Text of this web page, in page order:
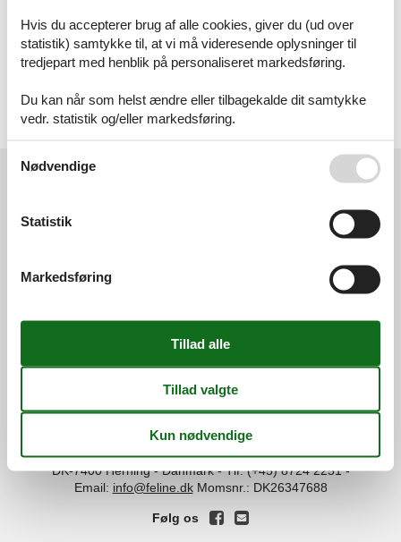
Geografier
Alle
Vesterhavet
Bork Havn
Din tryghed
©Feline Holidays-Feline Holidays A/S-Nygade 8B, 2.th -
DK-7400 Herning-Danmark -Tlf: (+45) 8724 2251-
Email: info@feline.dk Momsnr.: DK26347688
Følg os
Hvis du accepterer brug af alle cookies, giver du (ud over
statistik) samtykke til, at vi må videresende oplysninger til
tredjepart med henblik på personaliseret markedsføring.
Du kan når som helst ændre eller tilbagekalde dit samtykke
vedr. statistik og/eller markedsføring.
Nødvendige
Statistik
Markedsføring